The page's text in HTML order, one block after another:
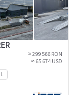
≈ 299 566 RON
≈ 65 674 USD